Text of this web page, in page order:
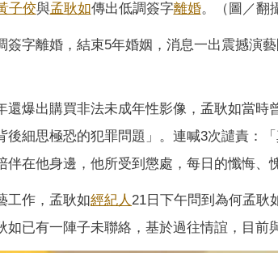
子佼與孟耿如傳出低調簽字離婚。（圖／翻
簽字離婚，結束5年婚姻，消息一出震撼演
還爆出購買非法未成年性影像，孟耿如當時
後細思極恐的犯罪問題」。連喊3次譴責：
在他身邊，他所受到懲處，每日的懺悔、
工作，孟耿如經紀人21日下午問到為何孟耿
已有一陣子未聯絡，基於過往情誼，目前